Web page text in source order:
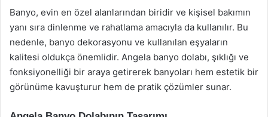
Banyo, evin en özel alanlarından biridir ve kişisel bakımın
yanı sıra dinlenme ve rahatlama amacıyla da kullanılır. Bu
nedenle, banyo dekorasyonu ve kullanılan eşyaların
kalitesi oldukça önemlidir. Angela banyo dolabı, şıklığı ve
fonksiyonelliği bir araya getirerek banyoları hem estetik bir
görünüme kavuşturur hem de pratik çözümler sunar.